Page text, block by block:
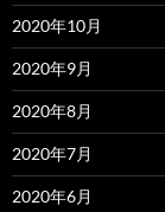
2020年10月
2020年9月
2020年8月
2020年7月
2020年6月